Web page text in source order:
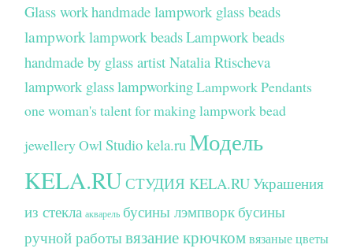
Glass workhandmade lampwork glass beads
lampwork lampwork beadsLampwork beads
handmade by glass artist Natalia Rtischeva
lampwork glasslampworkingLampwork Pendants
one woman's talent for making lampwork bead
jewelleryOwl Studio kela.ru Модель
KELA.RUСТУДИЯ KELA.RUУкрашения
из стекла акварель бусины лэмпворк бусины
ручной работывязание крючкомвязаные цветы